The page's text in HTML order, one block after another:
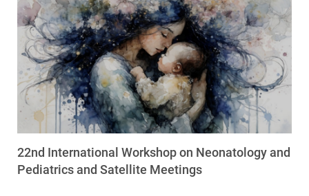
22nd International Workshop on Neonatology and
Pediatrics and Satellite Meetings